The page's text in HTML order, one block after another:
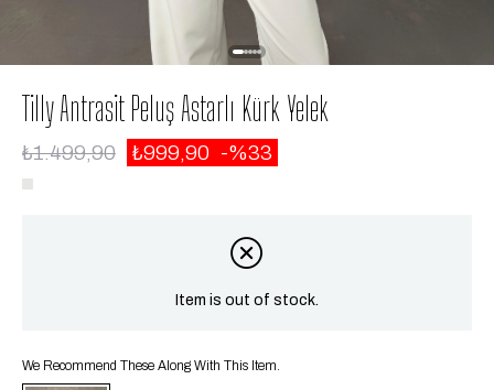
Tilly Antrasit Peluş Astarlı Kürk Yelek
₺1.499,90 ₺999,90 33
Item is out of stock.
We Recommend These Along With This Item.